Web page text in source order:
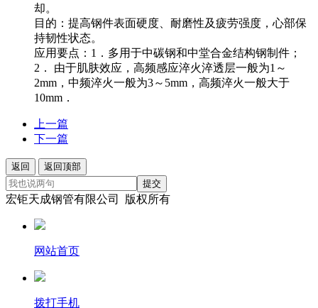
却。
目的：提高钢件表面硬度、耐磨性及疲劳强度，心部保
持韧性状态。
应用要点：1．多用于中碳钢和中堂合金结构钢制件；
2． 由于肌肤效应，高频感应淬火淬透层一般为1～
2mm，中频淬火一般为3～5mm，高频淬火一般大于
10mm．
上一篇
下一篇
返回
返回顶部
提交
宏钜天成钢管有限公司 版权所有
网站首页
拨打手机